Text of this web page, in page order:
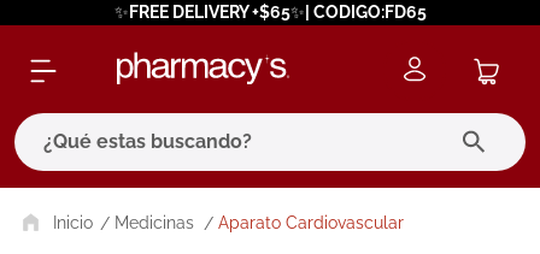
✨FREE DELIVERY +$65✨| CODIGO:FD65
¿Qué estas buscando?
Medicinas Aparato Cardiovascular
términos más buscados